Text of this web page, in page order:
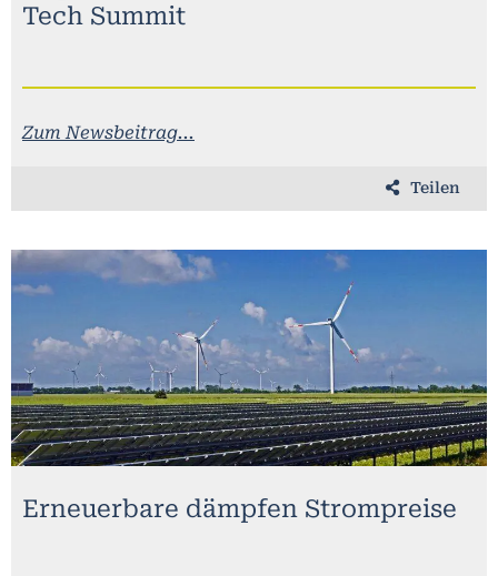
Tech Summit
Zum Newsbeitrag...
Teilen
Erneuerbare dämpfen Strompreise